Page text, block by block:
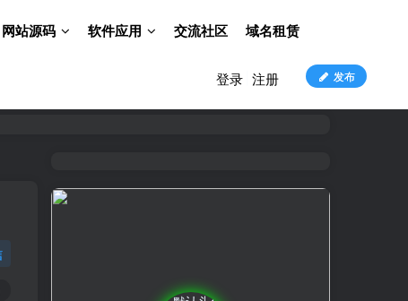
网站源码 软件应用 交流社区 域名租赁
发布
登录 注册